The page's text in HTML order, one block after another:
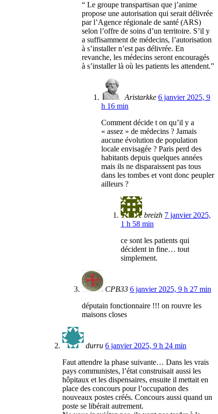
“ Le groupe transpartisan que j’anime
propose une autorisation qui serait délivrée
par l’Agence régionale de santé (ARS)
selon l’offre de soins d’un territoire. S’il y
a suffisamment de médecins, l’autorisation
à s’installer n’est pas délivrée. En
revanche, les médecins seront encouragés
à s’installer là où les patients les attendent.”
Aristarkke 6 janvier 2025, 9
h 16 min
Comment décide t on qu’il y a
« assez » de médecins ? Jamais
aucune évolution de population
locale envisagée ? Paris perd des
habitants depuis quelques années
mais ils ne disparaissent pas tous
dans les tombes et vont donc peupler
ailleurs ?
breizh 7 janvier 2025,
1 h 58 min
ce sont les patients qui
décident in fine… tout
simplement.
CPB33 6 janvier 2025, 9 h 27 min
députain fonctionnaire !!! on rouvre les
maisons closes
durru 6 janvier 2025, 9 h 24 min
Faut attendre la phase suivante… Dans les vrais
pays communistes, l’état construisait aussi les
hôpitaux et les dispensaires, ensuite il mettait en
place des concours pour l’occupation des
nouveaux postes créés. Concours aussi quand un
poste se libérait autrement.